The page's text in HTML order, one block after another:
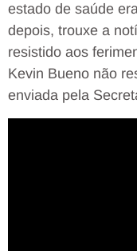
estado de saúde
depois, trouxe a
resistido aos
Kevin Bueno não
enviada pela